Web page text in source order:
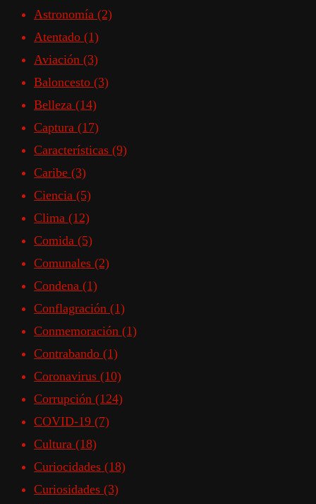
Astronomía (2)
Atentado (1)
Aviación (3)
Baloncesto (3)
Belleza (14)
Captura (17)
Características (9)
Caribe (3)
Ciencia (5)
Clima (12)
Comida (5)
Comunales (2)
Condena (1)
Conflagración (1)
Conmemoración (1)
Contrabando (1)
Coronavirus (10)
Corrupción (124)
COVID-19 (7)
Cultura (18)
Curiocidades (18)
Curiosidades (3)